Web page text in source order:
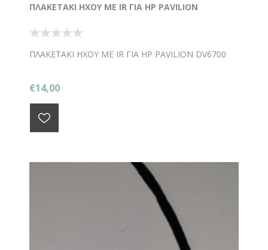
ΠΛΑΚΕΤΑΚΙ ΗΧΟΥ ΜΕ IR ΓΙΑ HP PAVILION
ΠΛΑΚΕΤΑΚΙ ΗΧΟΥ ΜΕ IR ΓΙΑ HP PAVILION DV6700
€14,00